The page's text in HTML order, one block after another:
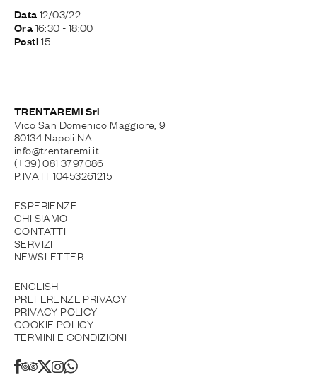
Data12/03/22
Ora16:30 - 18:00
Posti15
TRENTAREMI Srl
Vico San Domenico Maggiore, 9
80134 Napoli NA
info@trentaremi.it
(+39) 081 3797086
P.IVA IT 10453261215
ESPERIENZE
CHI SIAMO
CONTATTI
SERVIZI
NEWSLETTER
ENGLISH
PREFERENZE PRIVACY
PRIVACY POLICY
COOKIE POLICY
TERMINI E CONDIZIONI